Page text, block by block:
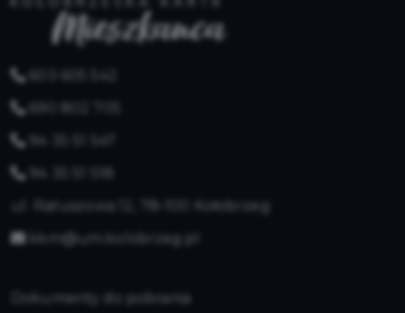
603 605 542
690 802 705
94 35 51 547
94 35 51 518
ul. Ratuszowa 12, 78-100 Kołobrzeg
kkm@um.kolobrzeg.pl
Dokumenty do pobrania